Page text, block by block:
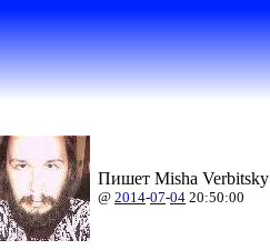
Пишет Misha
@ 2014-07-04 20:50:00